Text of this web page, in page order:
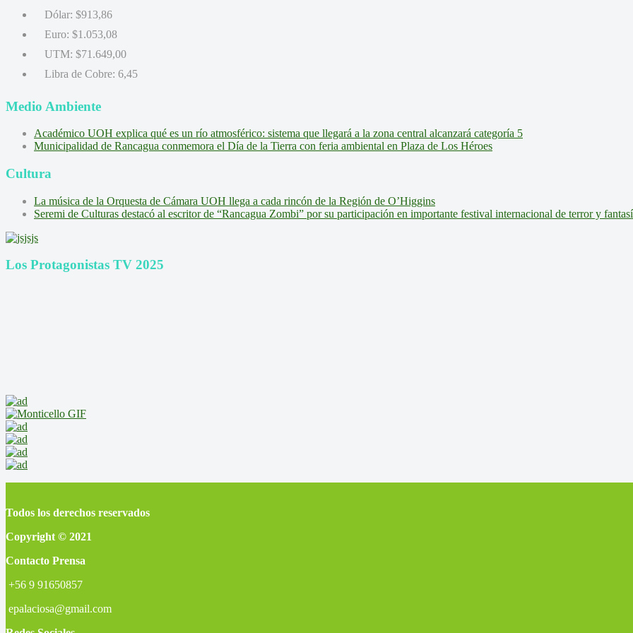
Dólar: $913,86
Euro: $1.053,08
UTM: $71.649,00
Libra de Cobre: 6,45
Medio Ambiente
Académico UOH explica qué es un río atmosférico: sistema que llegará a la zona central alcanzará categoría 5
Municipalidad de Rancagua conmemora el Día de la Tierra con feria ambiental en Plaza de Los Héroes
Cultura
La música de la Orquesta de Cámara UOH llega a cada rincón de la Región de O’Higgins
Seremi de Culturas destacó al escritor de “Rancagua Zombi” por su participación en importante festival internacional de terror y
Los Protagonistas TV 2025
Todos los derechos reservados
Copyright © 2021
Contacto Prensa
+56 9 91650857
epalaciosa@gmail.com